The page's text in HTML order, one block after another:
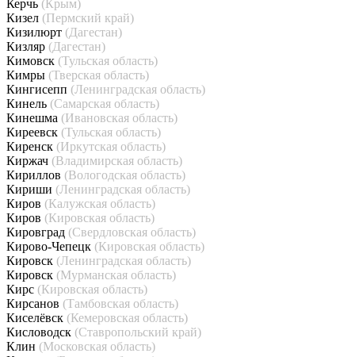
Керчь (Крым)
Кизел (Пермский край)
Кизилюрт (Дагестан)
Кизляр (Дагестан)
Кимовск (Тульская область)
Кимры (Тверская область)
Кингисепп (Ленинградская область)
Кинель (Самарская область)
Кинешма (Ивановская область)
Киреевск (Тульская область)
Киренск (Иркутская область)
Киржач (Владимирская область)
Кириллов (Вологодская область)
Кириши (Ленинградская область)
Киров (Калужская область)
Киров (Кировская область)
Кировград (Свердловская область)
Кирово-Чепецк (Кировская область)
Кировск (Ленинградская область)
Кировск (Мурманская область)
Кирс (Кировская область)
Кирсанов (Тамбовская область)
Киселёвск (Кемеровская область)
Кисловодск (Ставропольский край)
Клин (Московская область)